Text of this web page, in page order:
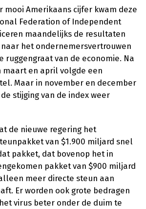
mooi Amerikaans cijfer kwam deze
Federation of Independent
maandelijks de resultaten
het ondernemersvertrouwen
ruggengraat van de economie. Na
maart en april volgde een
Maar in november en december
stijging van de index weer
de nieuwe regering het
van $1.900 miljard snel
pakket, dat bovenop het in
pakket van $900 miljard
meer directe steun aan
Er worden ook grote bedragen
virus beter onder de duim te